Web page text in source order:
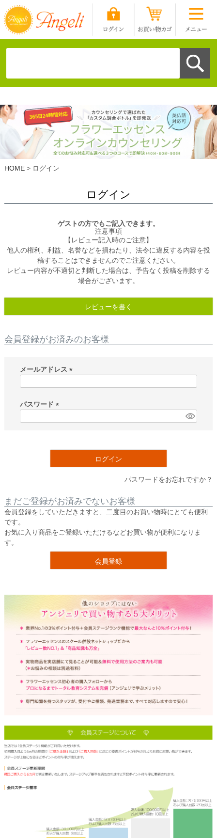
HOME ログイン
ログイン
ゲストの方でもご記入できます。
注意事項
【レビュー記入時のご注意】
他人の権利、利益、名誉などを損ねたり、法令に違反する内容を投
稿することはできませんのでご注意ください。
レビュー内容が不適切と判断した場合は、予告なく投稿を削除する
場合がございます。
レビューを書く
会員登録がお済みのお客様
メールアドレス
)
パスワード
ログイン
パスワードをお忘れですか？
まだご登録がお済みでないお客様
会員登録をしていただきますと、二度目のお買い物時にとても便利
です。
お気に入り商品をご登録いただけるなどお買い物が便利になりま
す。
会員登録